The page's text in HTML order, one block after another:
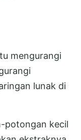
mengurangi
lunak di
potongan kecil